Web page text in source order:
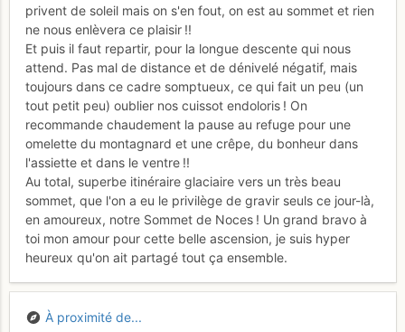
privent de soleil mais on s'en fout, on est au sommet et rien
ne nous enlèvera ce plaisir !!
Et puis il faut repartir, pour la longue descente qui nous
attend. Pas mal de distance et de dénivelé négatif, mais
toujours dans ce cadre somptueux, ce qui fait un peu (un
tout petit peu) oublier nos cuissot endoloris ! On
recommande chaudement la pause au refuge pour une
omelette du montagnard et une crêpe, du bonheur dans
l'assiette et dans le ventre !!
Au total, superbe itinéraire glaciaire vers un très beau
sommet, que l'on a eu le privilège de gravir seuls ce jour-là,
en amoureux, notre Sommet de Noces ! Un grand bravo à
toi mon amour pour cette belle ascension, je suis hyper
heureux qu'on ait partagé tout ça ensemble.
À proximité de...